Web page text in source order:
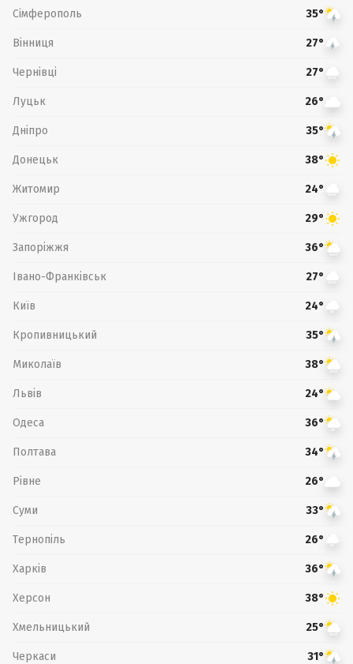
Сімферополь 35°
Вінниця 27°
Чернівці 27°
Луцьк 26°
Дніпро 35°
Донецьк 38°
Житомир 24°
Ужгород 29°
Запоріжжя 36°
Івано-Франківськ 27°
Київ 24°
Кропивницький 35°
Миколаїв 38°
Львів 24°
Одеса 36°
Полтава 34°
Рівне 26°
Суми 33°
Тернопіль 26°
Харків 36°
Херсон 38°
Хмельницький 25°
Черкаси 31°